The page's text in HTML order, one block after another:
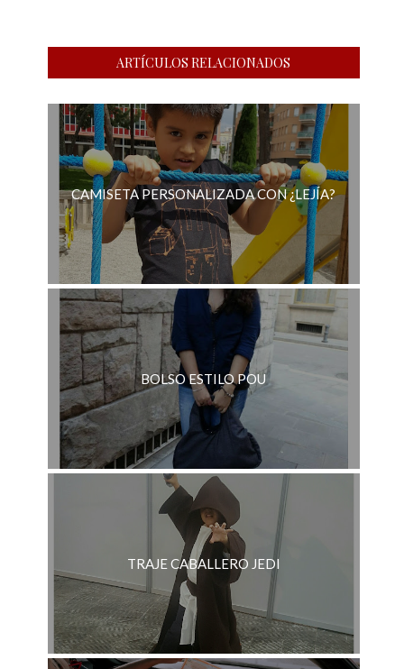
ARTÍCULOS RELACIONADOS
CAMISETA PERSONALIZADA CON ¿LEJÍA?
BOLSO ESTILO POU
TRAJE CABALLERO JEDI